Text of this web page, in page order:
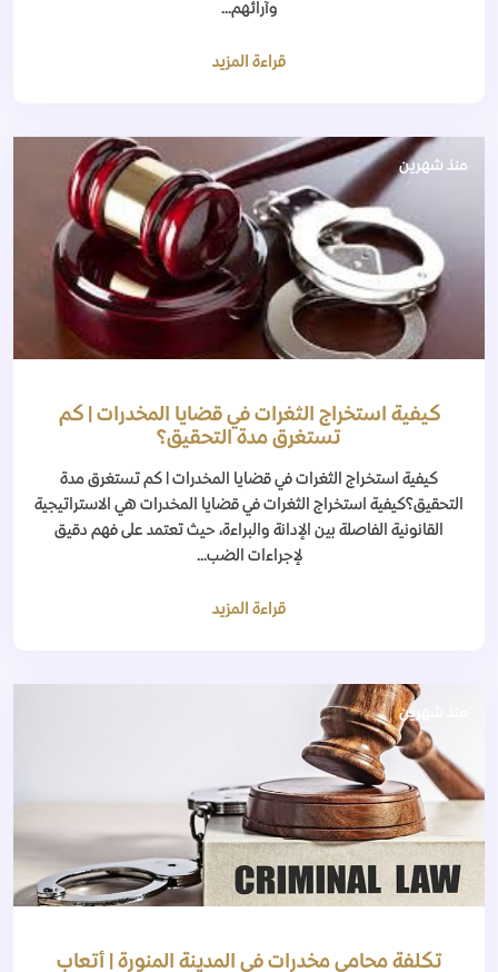
وآرائهم...
قراءة المزيد
منذ شهرين
كيفية استخراج الثغرات في قضايا المخدرات | كم
تستغرق مدة التحقيق؟
كيفية استخراج الثغرات في قضايا المخدرات | كم تستغرق مدة
التحقيق؟كيفية استخراج الثغرات في قضايا المخدرات هي الاستراتيجية
القانونية الفاصلة بين الإدانة والبراءة، حيث تعتمد على فهم دقيق
لإجراءات الضب...
قراءة المزيد
منذ شهرين
تكلفة محامي مخدرات في المدينة المنورة | أتعاب